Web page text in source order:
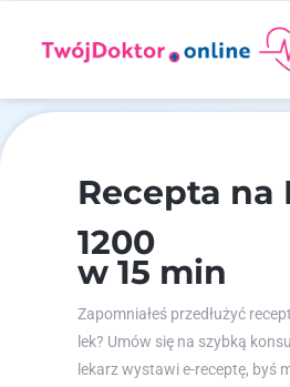
Recepta
1200
w 15 min
Zapomniałeś przedłużyć
lek? Umów się na szybką
lekarz wystawi e-receptę, byś